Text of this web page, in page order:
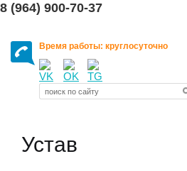
Время работы: круглосуточно
8 (964) 900-70-37
Устав